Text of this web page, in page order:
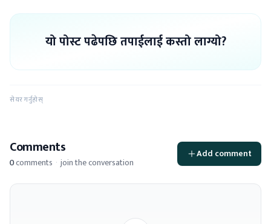
यो पोस्ट पढेपछि तपाईलाई कस्तो लाग्यो?
सेयर गर्नुहोस्
Comments
0comments · join the conversation
Add comment